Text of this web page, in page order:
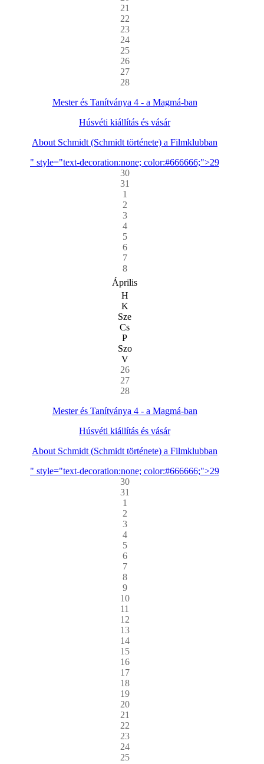
21
22
23
24
25
26
27
28
Mester és Tanítványa 4 - a Magmá-ban
Húsvéti kiállítás és vásár
About Schmidt (Schmidt története) a Filmklubban
" style="text-decoration:none; color:#666666;">29
30
31
1
2
3
4
5
6
7
8
Április
H
K
Sze
Cs
P
Szo
V
26
27
28
Mester és Tanítványa 4 - a Magmá-ban
Húsvéti kiállítás és vásár
About Schmidt (Schmidt története) a Filmklubban
" style="text-decoration:none; color:#666666;">29
30
31
1
2
3
4
5
6
7
8
9
10
11
12
13
14
15
16
17
18
19
20
21
22
23
24
25